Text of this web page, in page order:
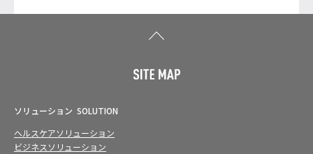
ソリューション SOLUTION
ヘルスケアソリューション
ビジネスソリューション